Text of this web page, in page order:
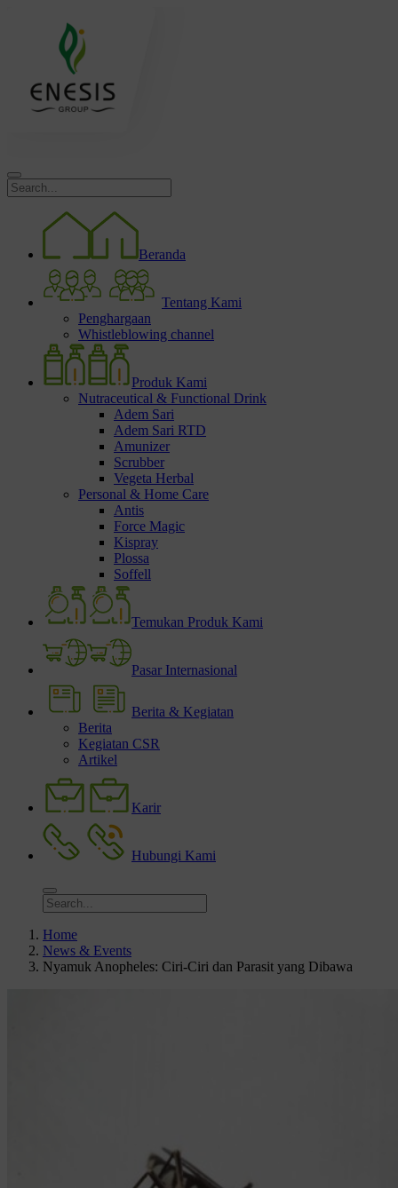
Beranda
Tentang Kami
Penghargaan
Whistleblowing channel
Produk Kami
Nutraceutical & Functional Drink
Adem Sari
Adem Sari RTD
Amunizer
Scrubber
Vegeta Herbal
Personal & Home Care
Antis
Force Magic
Kispray
Plossa
Soffell
Temukan Produk Kami
Pasar Internasional
Berita & Kegiatan
Berita
Kegiatan CSR
Artikel
Karir
Hubungi Kami
Home
News & Events
Nyamuk Anopheles: Ciri-Ciri dan Parasit yang Dibawa